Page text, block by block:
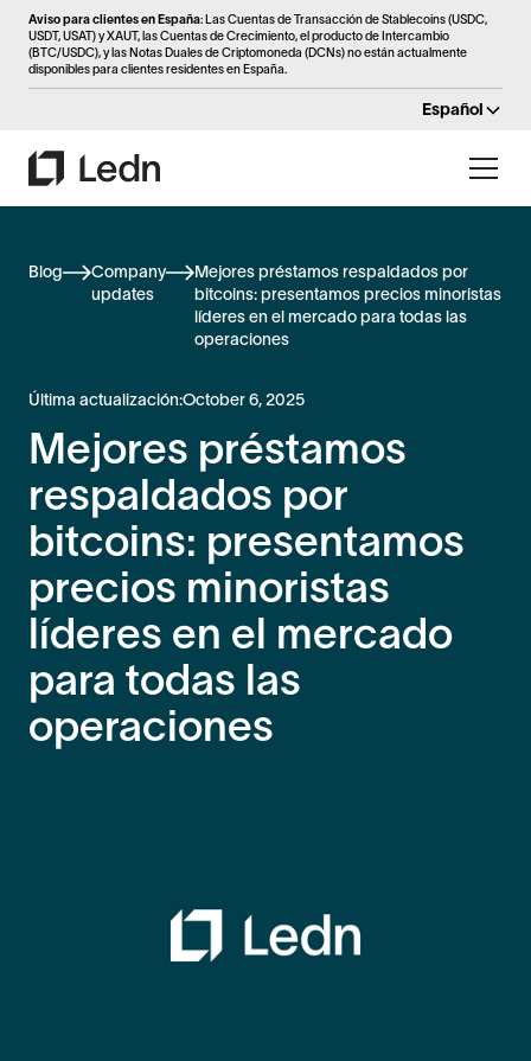
Aviso para clientes en España: Las Cuentas de Transacción de Stablecoins (USDC,
USDT, USAT) y XAUT, las Cuentas de Crecimiento, el producto de Intercambio
(BTC/USDC), y las Notas Duales de Criptomoneda (DCNs) no están actualmente
disponibles para clientes residentes en España.
Español
Blog
Company
updates
Mejores préstamos respaldados por
bitcoins: presentamos precios minoristas
líderes en el mercado para todas las
operaciones
Última actualización:October 6, 2025
Mejores préstamos
respaldados por
bitcoins: presentamos
precios minoristas
líderes en el mercado
para todas las
operaciones